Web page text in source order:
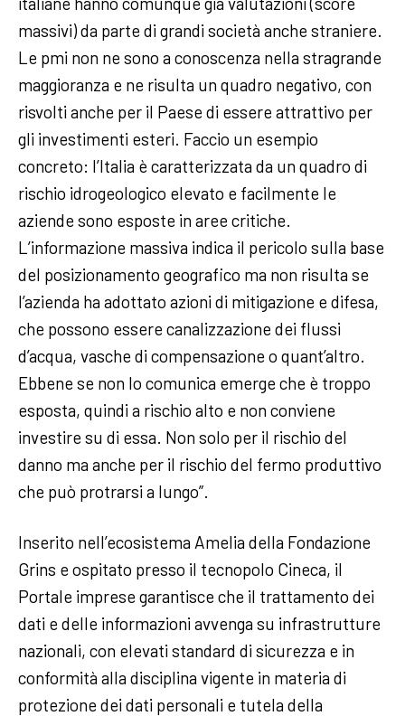
massivi) da parte di grandi società anche straniere.
Le pmi non ne sono a conoscenza nella stragrande
maggioranza e ne risulta un quadro negativo, con
risvolti anche per il Paese di essere attrattivo per
gli investimenti esteri. Faccio un esempio
concreto: l’Italia è caratterizzata da un quadro di
rischio idrogeologico elevato e facilmente le
aziende sono esposte in aree critiche.
L’informazione massiva indica il pericolo sulla base
del posizionamento geografico ma non risulta se
l’azienda ha adottato azioni di mitigazione e difesa,
che possono essere canalizzazione dei flussi
d’acqua, vasche di compensazione o quant’altro.
Ebbene se non lo comunica emerge che è troppo
esposta, quindi a rischio alto e non conviene
investire su di essa. Non solo per il rischio del
danno ma anche per il rischio del fermo produttivo
che può protrarsi a lungo”.
Inserito nell’ecosistema Amelia della Fondazione
Grins e ospitato presso il tecnopolo Cineca, il
Portale imprese garantisce che il trattamento dei
dati e delle informazioni avvenga su infrastrutture
nazionali, con elevati standard di sicurezza e in
conformità alla disciplina vigente in materia di
protezione dei dati personali e tutela della